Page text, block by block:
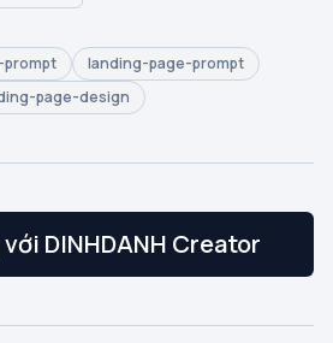
landing-page-prompt
page-design
DINHDANH Creator